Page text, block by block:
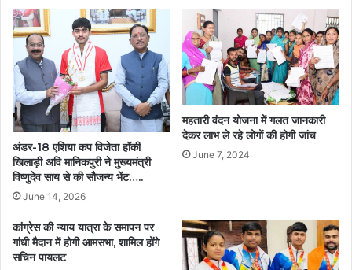
अंडर-18 एशिया कप विजेता हॉकी
खिलाड़ी अवि मानिकपुरी ने मुख्यमंत्री
विष्णुदेव साय से की सौजन्य भेंट…..
June 14, 2026
महतारी वंदन योजना में गलत जानकारी
देकर लाभ ले रहे लोगों की होगी जांच
June 7, 2024
कांग्रेस की न्याय यात्रा के समापन पर
गांधी मैदान में होगी आमसभा, शामिल होंगे
सचिन पायलट